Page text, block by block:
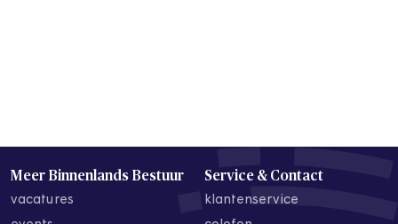
Meer Binnenlands Bestuur
vacatures
Service & Contact
klantenservice